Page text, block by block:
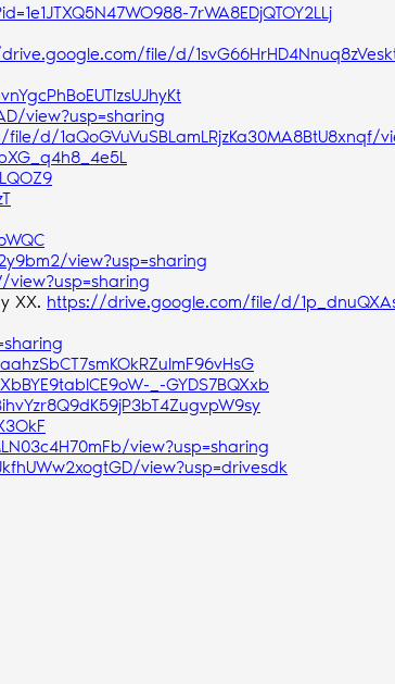
7rWA8EDjQTOY2LLj
file/d/
view?usp=sharing
d/1aQoGVuVuSBLamLRjzKa30MA8BtU8xnqf/
view?usp=sharing
view?usp=sharing
XX. https://drive.google.com/file/d/
_-GYDS7BQXxb
view?usp=sharing
view?usp=drivesdk